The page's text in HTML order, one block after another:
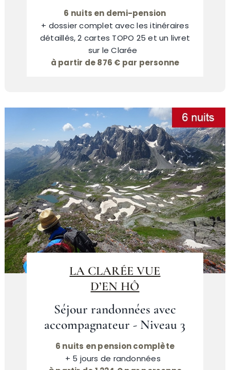
6 nuits en demi-pension
+ dossier complet avec les itinéraires
détaillés, 2 cartes TOPO 25 et un livret
sur le Clarée
à partir de 876 € par personne
LA CLARÉE VUE
D’EN HÔ
Séjour randonnées avec
accompagnateur - Niveau 3
6 nuits en pension complète
+ 5 jours de randonnées